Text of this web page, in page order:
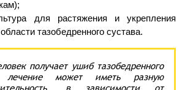
для растяжения и укрепления
тазобедренного сустава.
получает ушиб тазобедренного
лечение может иметь разную